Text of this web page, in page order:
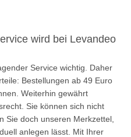
wird bei Levandeo
Service wichtig. Daher
Bestellungen ab 49 Euro
Weiterhin gewährt
Sie können sich nicht
Sie doch unseren Merkzettel,
anlegen lässt. Mit Ihrer